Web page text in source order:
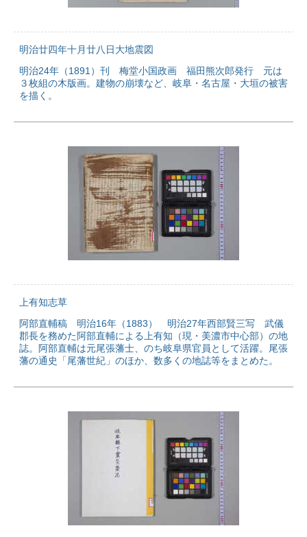
明治廿四年十月廿八日大地震図
明治24年（1891）刊 梅堂小国政画 福田熊次郎発行 元は
３枚組の木版画。建物の崩壊など、岐阜・名古屋・大垣の被害
を描く。
上有知志草
阿部直輔稿 明治16年（1883） 明治27年西部賢三写 武儀
郡長を務めた阿部直輔による上有知（現・美濃市中心部）の地
誌。阿部直輔は元尾張藩士、のち岐阜県官員として活躍。尾張
藩の通史「尾藩世紀」のほか、数多くの地誌等をまとめた。